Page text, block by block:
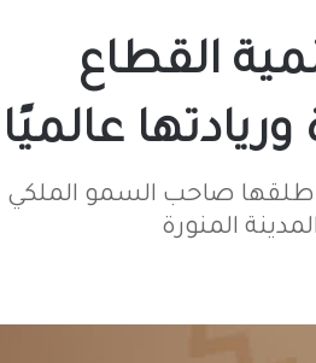
القطاع
عالميًا
أطلقها صاحب السمو الملكي
المنورة